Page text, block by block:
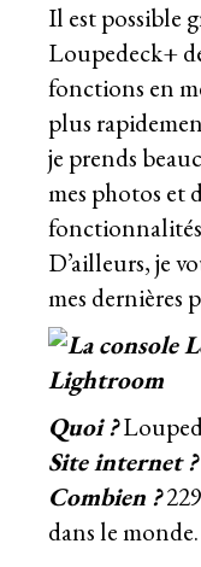
Il est possible
Loupedeck+
fonctions en
plus
je prends
mes photos et
D’ailleurs, je
mes dernières
Quoi ?
Site internet ?
Combien ?
dans le monde.